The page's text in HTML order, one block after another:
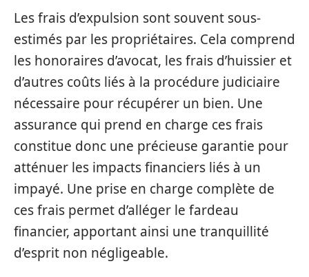
Les frais d’expulsion sont souvent sous-
estimés par les propriétaires. Cela comprend
les honoraires d’avocat, les frais d’huissier et
d’autres coûts liés à la procédure judiciaire
nécessaire pour récupérer un bien. Une
assurance qui prend en charge ces frais
constitue donc une précieuse garantie pour
atténuer les impacts financiers liés à un
impayé. Une prise en charge complète de
ces frais permet d’alléger le fardeau
financier, apportant ainsi une tranquillité
d’esprit non négligeable.